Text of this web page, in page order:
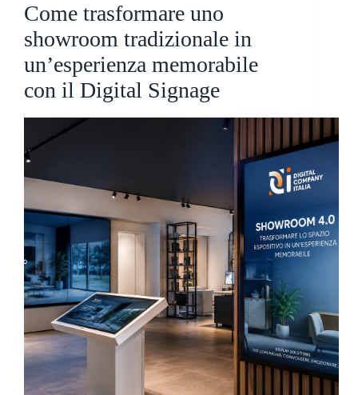
Come trasformare uno
showroom tradizionale in
un’esperienza memorabile
con il Digital Signage